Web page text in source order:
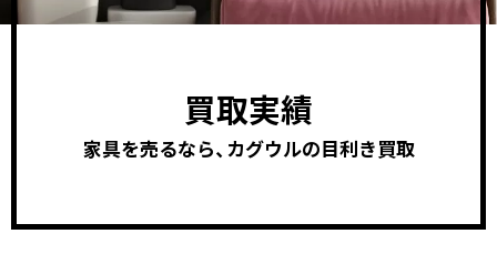
買取実績
家具を売るなら、カグウルの目利き買取